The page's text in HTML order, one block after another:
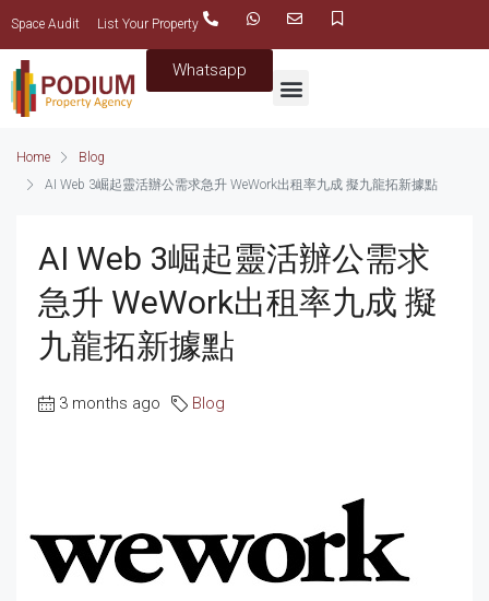
Space Audit List Your Property
Whatsapp
Home
Blog
AI Web 3崛起靈活辦公需求急升 WeWork出租率九成 擬九龍拓新據點
AI Web 3崛起靈活辦公需求
急升 WeWork出租率九成 擬
九龍拓新據點
3 months ago Blog